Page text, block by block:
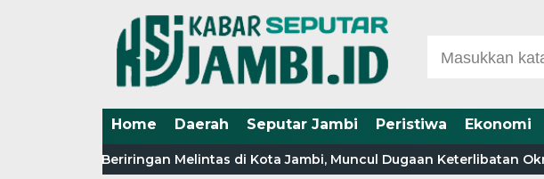
Home Daerah Seputar Jambi Peristiwa Ekonomi
Truk Beriringan Melintas di Kota Jambi, Muncul Dugaan Keterlibatan Oknum LSM